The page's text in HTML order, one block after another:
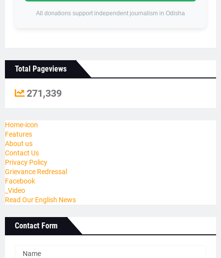
All donations support independent journalism in Odisha
Total Pageviews
271,339
Home-icon
Features
About us
Contact Us
Privacy Policy
Grievance Redressal
Facebook
_Video
Read Our English News
Contact Form